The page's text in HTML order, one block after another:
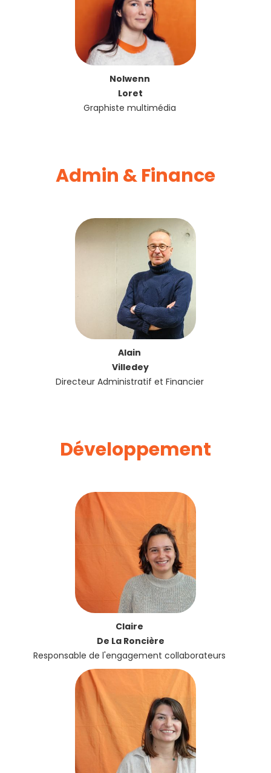
Nolwenn
Loret
Graphiste multimédia
Admin & Finance
Alain
Villedey
Directeur Administratif et Financier
Développement
Claire
De La Roncière
Responsable de l'engagement collaborateurs